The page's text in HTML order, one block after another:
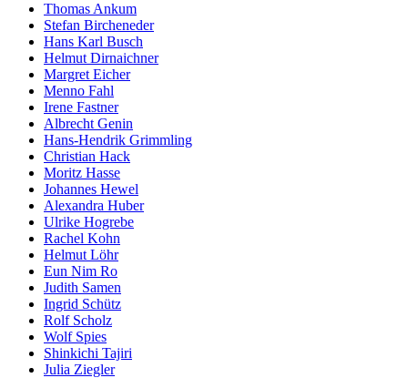
Thomas Ankum
Stefan Bircheneder
Hans Karl Busch
Helmut Dirnaichner
Margret Eicher
Menno Fahl
Irene Fastner
Albrecht Genin
Hans-Hendrik Grimmling
Christian Hack
Moritz Hasse
Johannes Hewel
Alexandra Huber
Ulrike Hogrebe
Rachel Kohn
Helmut Löhr
Eun Nim Ro
Judith Samen
Ingrid Schütz
Rolf Scholz
Wolf Spies
Shinkichi Tajiri
Julia Ziegler